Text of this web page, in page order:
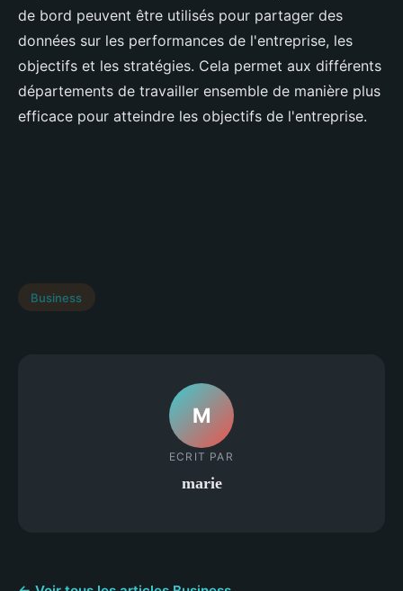
de bord peuvent être utilisés pour partager des
données sur les performances de l'entreprise, les
objectifs et les stratégies. Cela permet aux différents
départements de travailler ensemble de manière plus
efficace pour atteindre les objectifs de l'entreprise.
Business
M
ECRIT PAR
marie